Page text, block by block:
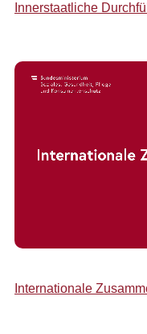
Innerstaatliche
Internationale